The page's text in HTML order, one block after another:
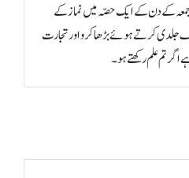
کے دن کے ایک حصّہ میں نماز کے
جلدی کرتے ہوئے بڑھا کرو اور تجارت
اگر تم علم رکھتے ہو۔